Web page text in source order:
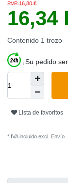
PVP 16,80 €
16,34
Contenido 1 trozo
¡Su pedido
Lista de favoritos
* IVA incluido excl. Envío